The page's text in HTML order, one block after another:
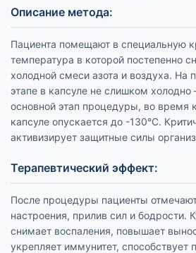
Описание метода:
Пациента помещают в специальную
температура в которой постепенно
холодной смеси азота и воздуха. На
этапе в капсуле не слишком
основной этап процедуры, во время
капсуле опускается до -130°С.
активизирует защитные силы
Терапевтический эффект:
После процедуры пациенты
настроения, прилив сил и бодрости.
снимает воспаления, повышает
укрепляет иммунитет, способствует